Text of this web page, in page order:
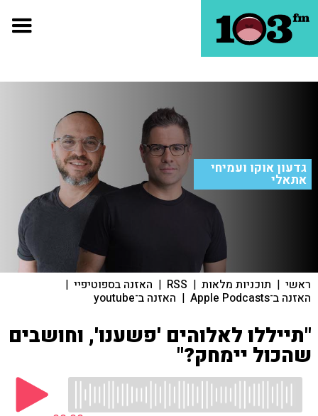
גדעון אוקו ועמיחי
אתאלי
ראשי | תוכניות מלאות |
RSS
| האזנה בספוטיפיי |
האזנה ב־Apple Podcasts | האזנה ב־youtube
"תייללו לאלוהים 'פשענו', וחושבים
שהכול יימחק?"